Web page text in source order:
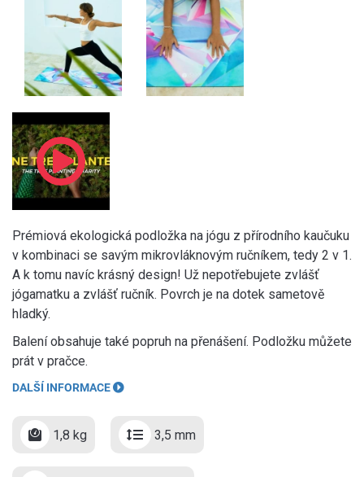
Prémiová ekologická podložka na jógu z přírodního kaučuku
v kombinaci se savým mikrovláknovým ručníkem, tedy 2 v 1.
A k tomu navíc krásný design! Už nepotřebujete zvlášť
jógamatku a zvlášť ručník. Povrch je na dotek sametově
hladký.
Balení obsahuje také popruh na přenášení. Podložku můžete
prát v pračce.
DALŠÍ INFORMACE
1,8 kg 3,5 mm